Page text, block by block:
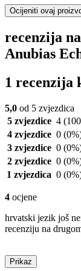
Ocijeniti ovaj
recenzija
Anubias
1 recenzija
5,0 od 5 zvjezdica
5 zvjezdice 4
4 zvjezdice 0
3 zvjezdice 0
2 zvjezdice 0
1 zvjezdica 0
4 ocjene
hrvatski jezik još
recenziju na
Prikaz